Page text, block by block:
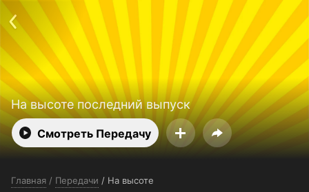
На высоте последний выпуск
Смотреть Передачу
Главная / Передачи / На высоте
Поддержка: support@24h.tv
О сервисе
Пользовательское соглашение
Политика конфиденциальности
Для партнёров
Открыть приложение
Ввести промокод
Установить на ТВ
Бесплатные каналы Контакты